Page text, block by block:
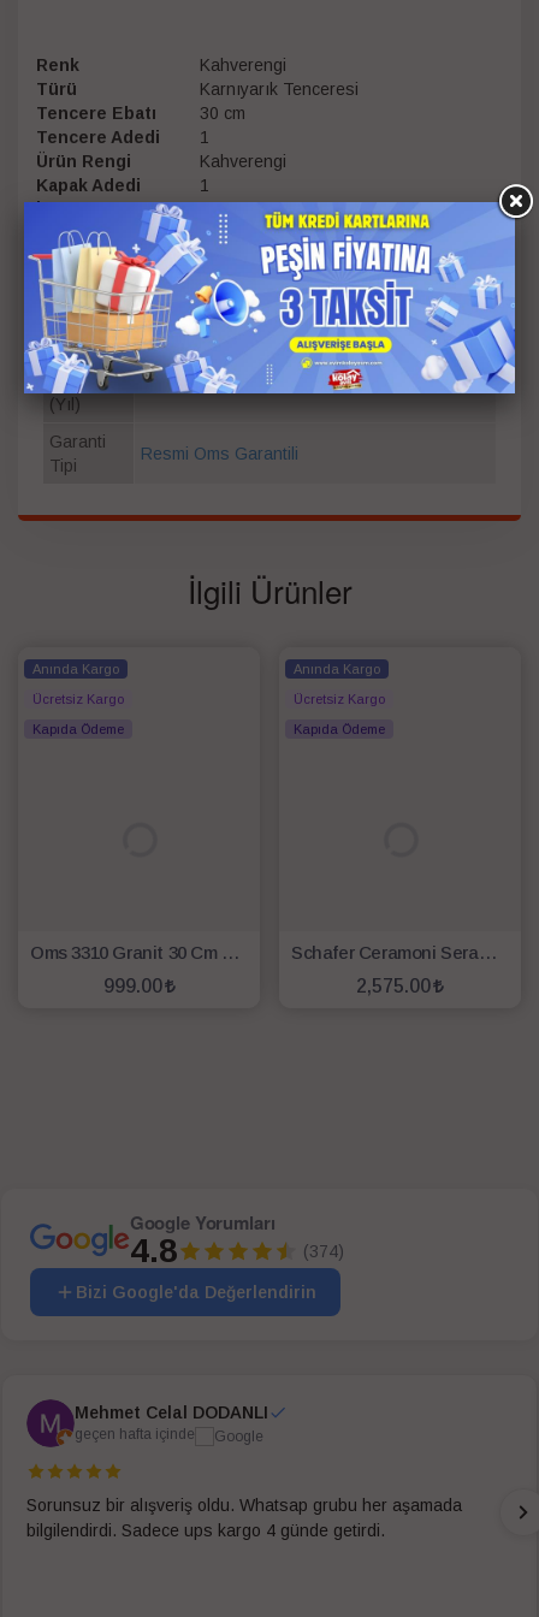
Renk
Kahverengi
Türü
Karnıyarık Tenceresi
Tencere Ebatı
30 cm
Tencere Adedi
1
Ürün Rengi
Kahverengi
Kapak Adedi
1
İç Yüzey Kaplaması
Tencere Tipi
Tekli
Ölçü
Bilgisi
30 cm
Garanti
Süresi
(Yıl)
2
Garanti
Tipi
Resmi Oms Garantili
İlgili Ürünler
Anında Kargo
Ücretsiz Kargo
Kapıda Ödeme
Oms 3310 Granit 30 Cm Karnıyarık ve Pilav Tencere Gri
999.00
Anında Kargo
Ücretsiz Kargo
Kapıda Ödeme
Schafer Ceramoni Seramik Basık Tencere 28 Cm-Krem
2,575.00
Google Yorumları
4.8 (374)
Bizi Google'da Değerlendirin
Mehmet Celal DODANLI
geçen hafta içinde
Sorunsuz bir alışveriş oldu. Whatsap grubu her aşamada
bilgilendirdi. Sadece ups kargo 4 günde getirdi.